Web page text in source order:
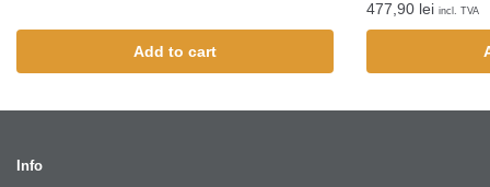
Add to cart
477,90 lei incl. TVA
Info